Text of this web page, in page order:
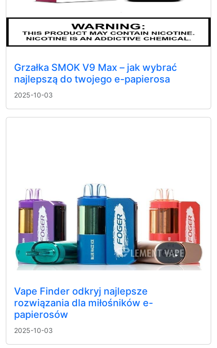
Grzałka SMOK V9 Max – jak wybrać
najlepszą do twojego e-papierosa
2025-10-03
Vape Finder odkryj najlepsze
rozwiązania dla miłośników e-
papierosów
2025-10-03